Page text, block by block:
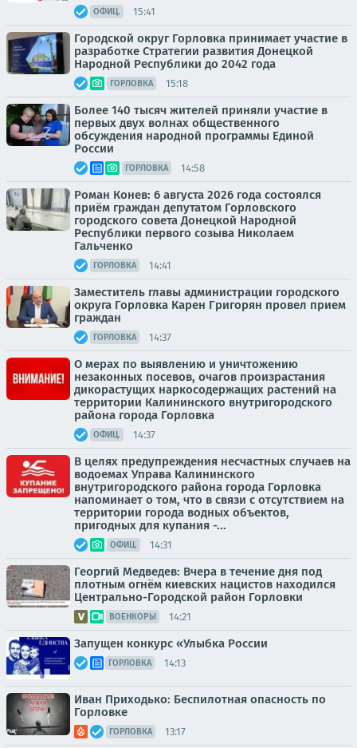
ОФИЦ. 15:41
Городской округ Горловка принимает участие в
разработке Стратегии развития Донецкой
Народной Республики до 2042 года
ГОРЛОВКА 15:18
Более 140 тысяч жителей приняли участие в
первых двух волнах общественного
обсуждения народной программы Единой
России
ГОРЛОВКА 14:58
Роман Конев: 6 августа 2026 года состоялся
приём граждан депутатом Горловского
городского совета Донецкой Народной
Республики первого созыва Николаем
Гальченко
ГОРЛОВКА 14:41
Заместитель главы администрации городского
округа Горловка Карен Григорян провел прием
граждан
ГОРЛОВКА 14:37
О мерах по выявлению и уничтожению
незаконных посевов, очагов произрастания
дикорастущих наркосодержащих растений на
территории Калининского внутригородского
района города Горловка
ОФИЦ. 14:37
В целях предупреждения несчастных случаев на
водоемах Управа Калининского
внутригородского района города Горловка
напоминает о том, что в связи с отсутствием на
территории города водных объектов,
пригодных для купания -...
ОФИЦ. 14:31
Георгий Медведев: Вчера в течение дня под
плотным огнём киевских нацистов находился
Центрально-Городской район Горловки
ВОЕНКОРЫ 14:21
Запущен конкурс «Улыбка России
ГОРЛОВКА 14:13
Иван Приходько: Беспилотная опасность по
Горловке
ГОРЛОВКА 13:17